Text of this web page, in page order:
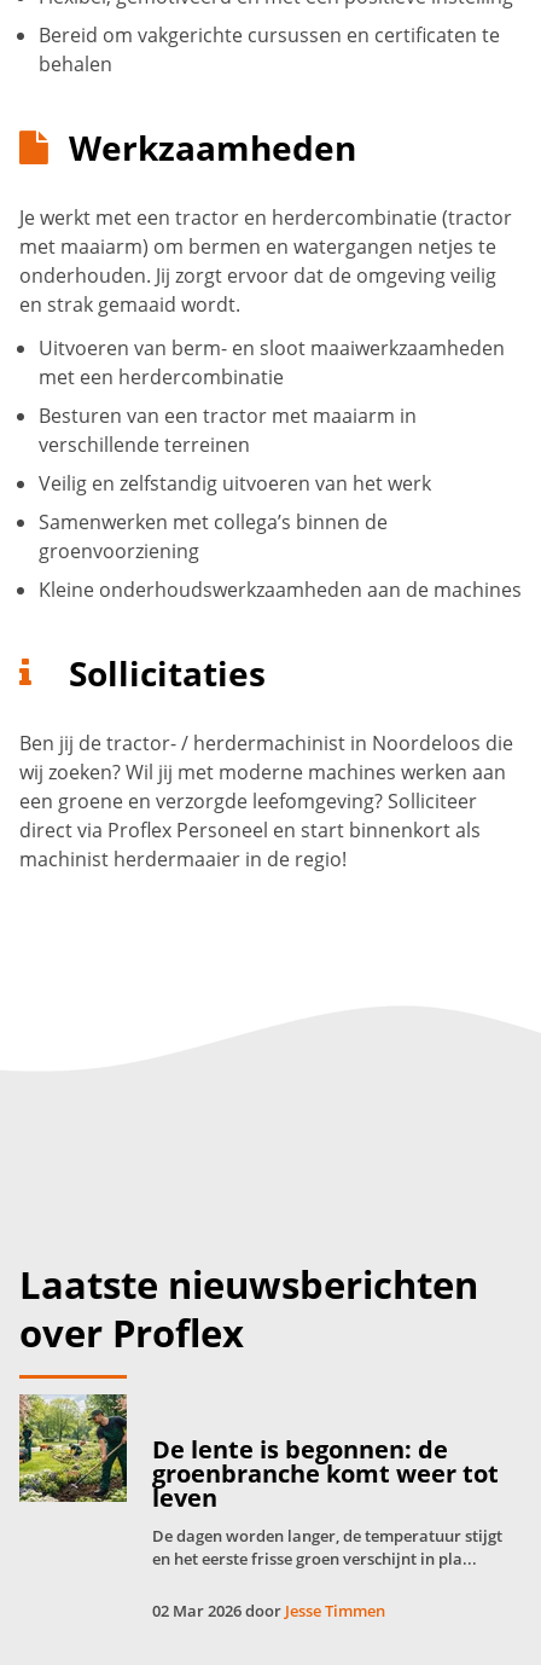
Bereid om vakgerichte cursussen en certificaten te
behalen
Werkzaamheden
Je werkt met een tractor en herdercombinatie (tractor
met maaiarm) om bermen en watergangen netjes te
onderhouden. Jij zorgt ervoor dat de omgeving veilig
en strak gemaaid wordt.
Uitvoeren van berm- en sloot maaiwerkzaamheden
met een herdercombinatie
Besturen van een tractor met maaiarm in
verschillende terreinen
Veilig en zelfstandig uitvoeren van het werk
Samenwerken met collega’s binnen de
groenvoorziening
Kleine onderhoudswerkzaamheden aan de machines
Sollicitaties
Ben jij de tractor- / herdermachinist in Noordeloos die
wij zoeken? Wil jij met moderne machines werken aan
een groene en verzorgde leefomgeving? Solliciteer
direct via Proflex Personeel en start binnenkort als
machinist herdermaaier in de regio!
Laatste nieuwsberichten
over Proflex
De lente is begonnen: de
groenbranche komt weer tot
leven
De dagen worden langer, de temperatuur stijgt
en het eerste frisse groen verschijnt in pla...
02 Mar 2026 door Jesse Timmen